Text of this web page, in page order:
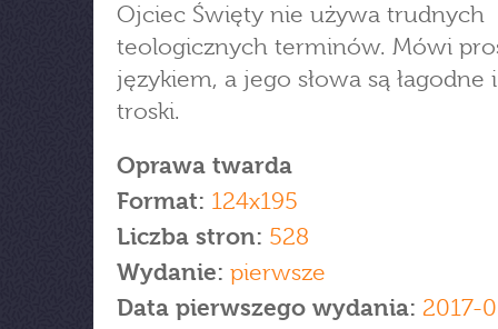
Ojciec Święty nie używa trudnych
teologicznych terminów. Mówi
językiem, a jego słowa są łagodne
troski.
Oprawa twarda
Format: 124x195
Liczba stron: 528
Wydanie: pierwsze
Data pierwszego wydania: 2017-